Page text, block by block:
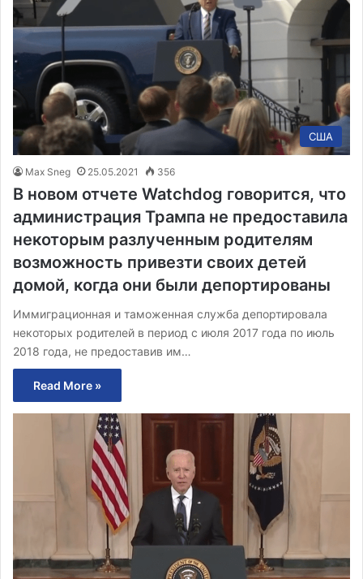
США
Max Sneg 25.05.2021 356
В новом отчете Watchdog говорится, что
администрация Трампа не предоставила
некоторым разлученным родителям
возможность привезти своих детей
домой, когда они были депортированы
Иммиграционная и таможенная служба депортировала
некоторых родителей в период с июля 2017 года по июль
2018 года, не предоставив им…
Read More »